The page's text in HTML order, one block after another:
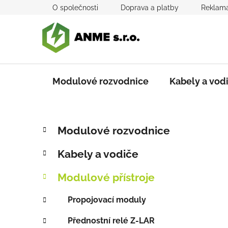
O společnosti Doprava a platby
Modulové rozvodnice Kabely a
P
s
r
n
n
kategorie
a
e
o
i
Modulové rozvodnice
Kabely a vodiče
Modulové přístroje
Propojovací moduly
Přednostní relé Z-LAR